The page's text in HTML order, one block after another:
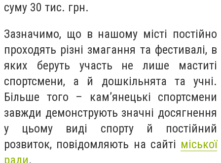
суму 30 тис. грн.
Зазначимо, що в нашому місті постійно
проходять різні змагання та фестивалі, в
яких беруть участь не лише маститі
спортсмени, а й дошкільнята та учні.
Більше того – кам’янецькі спортсмени
завжди демонструють значні досягнення
у цьому виді спорту й постійний
розвиток, повідомляють на сайті міської
ради.